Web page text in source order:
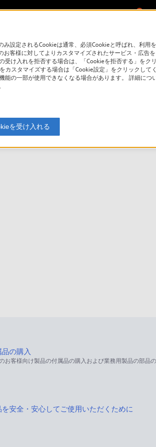
0
検索
ビア機種選択ページへ
の購入
お客様向け製品の付属品の購入および業務用製品の部品
を安全・安心してご使用いただくために
設定されるCookieは通常、必須Cookieと呼ばれ、利用を
客様に対してよりカスタマイズされたサービス・広告を
け入れを拒否する場合は、「Cookieを拒否する」をクリ
スタマイズする場合は「Cookie設定」をクリックしてく
の一部が使用できなくなる場合があります。 詳細につ
を受け入れる